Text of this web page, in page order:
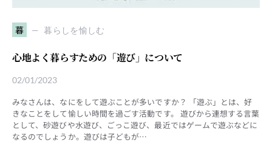
暮 暮らしを愉しむ
心地よく暮らすための「遊び」について
02/01/2023
みなさんは、なにをして遊ぶことが多いですか？ 「遊ぶ」とは、好
きなことをして愉しい時間を過ごす活動です。 遊びから連想する言葉
として、砂遊びや水遊び、ごっこ遊び、最近ではゲームで遊ぶなどに
なるのでしょうか。遊びは子どもが…